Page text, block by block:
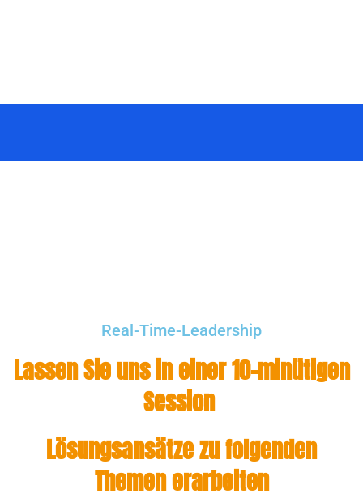
Real-Time-Leadership
Lassen Sie uns in einer 10-minütigen
Session
Lösungsansätze zu folgenden
Themen erarbeiten